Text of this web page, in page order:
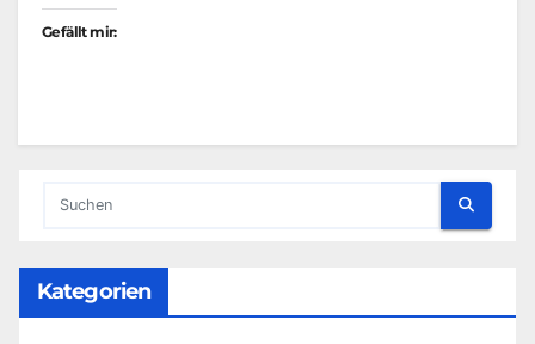
Gefällt mir:
Kategorien